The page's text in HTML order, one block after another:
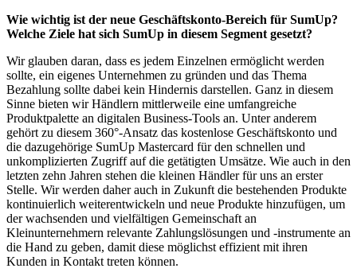
Wie wichtig ist der neue Geschäftskonto-Bereich für SumUp?
Welche Ziele hat sich SumUp in diesem Segment gesetzt?
Wir glauben daran, dass es jedem Einzelnen ermöglicht werden
sollte, ein eigenes Unternehmen zu gründen und das Thema
Bezahlung sollte dabei kein Hindernis darstellen. Ganz in diesem
Sinne bieten wir Händlern mittlerweile eine umfangreiche
Produktpalette an digitalen Business-Tools an. Unter anderem
gehört zu diesem 360°-Ansatz das kostenlose Geschäftskonto und
die dazugehörige SumUp Mastercard für den schnellen und
unkomplizierten Zugriff auf die getätigten Umsätze. Wie auch in den
letzten zehn Jahren stehen die kleinen Händler für uns an erster
Stelle. Wir werden daher auch in Zukunft die bestehenden Produkte
kontinuierlich weiterentwickeln und neue Produkte hinzufügen, um
der wachsenden und vielfältigen Gemeinschaft an
Kleinunternehmern relevante Zahlungslösungen und -instrumente an
die Hand zu geben, damit diese möglichst effizient mit ihren
Kunden in Kontakt treten können.